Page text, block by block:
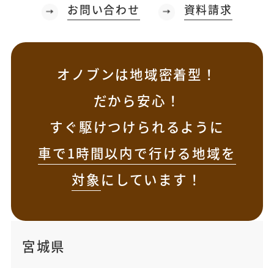
お問い合わせ 資料請求
オノブンは地域密着型！
だから安心！
すぐ駆けつけられるように
車で1時間以内で行ける地域を
対象にしています！
宮城県